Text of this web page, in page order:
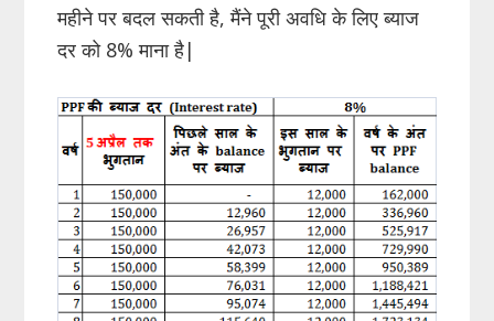
महीने पर बदल सकती है, मैंने पूरी अवधि के लिए ब्याज
दर को 8% माना है|